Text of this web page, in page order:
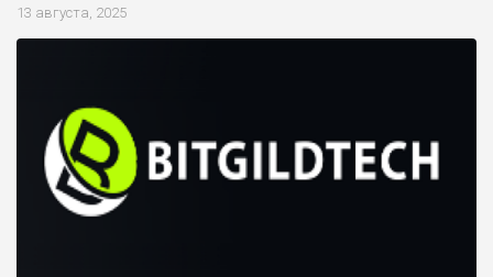
13 августа, 2025